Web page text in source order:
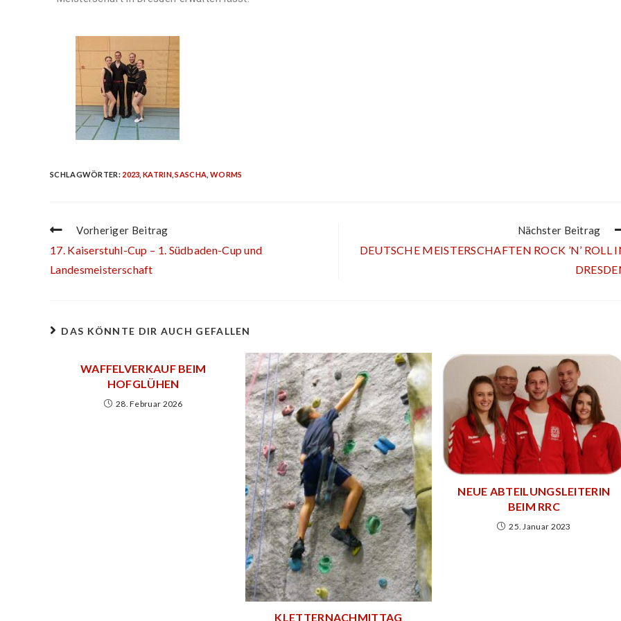
SCHLAGWÖRTER: 2023 KATRIN, SASCHA WORMS
Vorheriger Beitrag
17. Kaiserstuhl-Cup – 1. Südbaden-Cup und
Landesmeisterschaft
Nächster Beitrag
DEUTSCHE MEISTERSCHAFTEN ROCK ’N’ ROLL
DAS KÖNNTE DIR AUCH GEFALLEN
WAFFELVERKAUF BEIM
HOFGLÜHEN
28. Februar 2026
KLETTERNACHMITTAG
NEUE ABTEILUNGSLEITERIN
BEIM RRC
25. Januar 2023